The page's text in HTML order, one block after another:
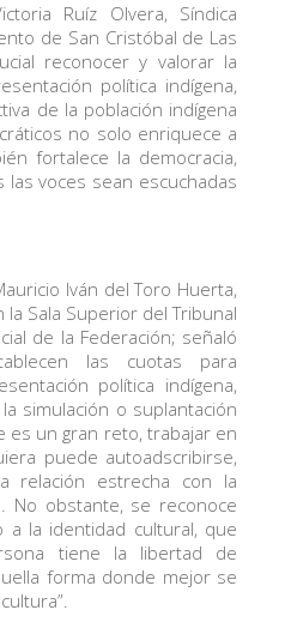
Ruíz Olvera, Síndica
de San Cristóbal de Las
reconocer y valorar la
política indígena,
de la población indígena
no solo enriquece a
fortalece la democracia,
las voces sean escuchadas
Iván del Toro Huerta,
Sala Superior del Tribunal
de la Federación; señaló
las cuotas para
política indígena,
simulación o suplantación
es un gran reto, trabajar en
puede autoadscribirse,
relación estrecha con la
No obstante, se reconoce
la identidad cultural, que
tiene la libertad de
forma donde mejor se